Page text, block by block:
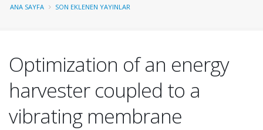
ANA SAYFA SON EKLENEN YAYINLAR
Optimization of an energy
harvester coupled to a
vibrating membrane